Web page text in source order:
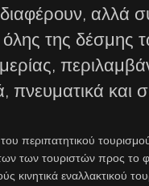
αλλά
της δέσμης
πνευματικά και
τουρισμού
των τουριστών προς το
κινητικά εναλλακτικού